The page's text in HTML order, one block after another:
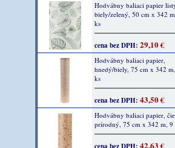
Hodvábny baliaci papier
biely/zelený, 50 cm x 342
ks
cena bez DPH: 29,10 €
Hodvábny baliaci papier,
hnedý/biely, 75 cm x 342
ks
cena bez DPH: 43,50 €
Hodvábny baliaci papier,
prírodný, 75 cm x 342 m, 9
42,63 €